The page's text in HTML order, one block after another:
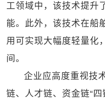
工领域中，该技术提升
能。此外，该技术在船
用可实现大幅度轻量化
间。
企业应高度重视技
链、人才链、资金链“